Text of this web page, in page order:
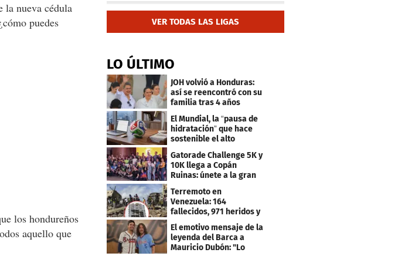
la nueva cédula
puedes
los hondureños
aquello que
VER TODAS LAS LIGAS
LO ÚLTIMO
JOH volvió a Honduras:
así se reencontró con su
familia tras 4 años
El Mundial, la “pausa de
hidratación” que hace
sostenible el alto
desempeño e impulsa la
cultura organizacional
Gatorade Challenge 5K y
10K llega a Copán
Ruinas: únete a la gran
cultura
Terremoto en
Venezuela: 164
fallecidos, 971 heridos y
30 réplicas tras el sismo
El emotivo mensaje de la
leyenda del Barca a
Mauricio Dubón: "Lo